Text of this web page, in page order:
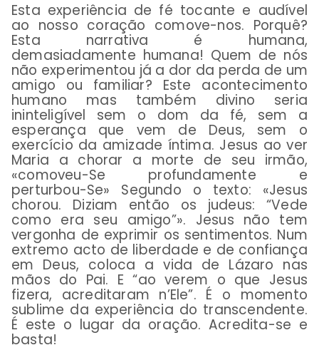
Esta experiência de fé tocante e audível
ao nosso coração comove-nos. Porquê?
Esta narrativa é humana,
demasiadamente humana! Quem de nós
não experimentou já a dor da perda de um
amigo ou familiar? Este acontecimento
humano mas também divino seria
ininteligível sem o dom da fé, sem a
esperança que vem de Deus, sem o
exercício da amizade íntima. Jesus ao ver
Maria a chorar a morte de seu irmão,
«comoveu-Se profundamente e
perturbou-Se» Segundo o texto: «Jesus
chorou. Diziam então os judeus: “Vede
como era seu amigo”». Jesus não tem
vergonha de exprimir os sentimentos. Num
extremo acto de liberdade e de confiança
em Deus, coloca a vida de Lázaro nas
mãos do Pai. E “ao verem o que Jesus
fizera, acreditaram n’Ele”. É o momento
sublime da experiência do transcendente.
É este o lugar da oração. Acredita-se e
basta!